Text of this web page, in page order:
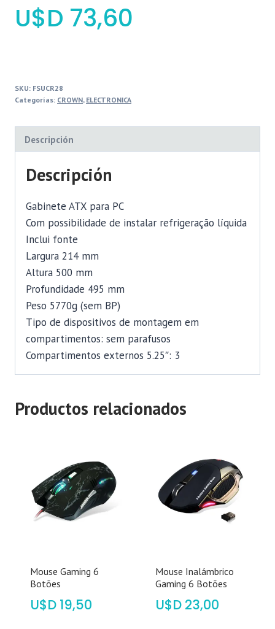
$ 73,60
SKU: FSUCR28
Categorías: CROWN, ELECTRONICA
Descripción
Descripción
Gabinete ATX para PC
Com possibilidade de instalar refrigeração líquida
Inclui fonte
Largura 214 mm
Altura 500 mm
Profundidade 495 mm
Peso 5770g (sem BP)
Tipo de dispositivos de montagem em
compartimentos: sem parafusos
Compartimentos externos 5.25″: 3
Productos relacionados
Mouse Gaming 6
Botões
$ 19,50
Mouse Inalámbrico
Gaming 6 Botões
$ 23,00